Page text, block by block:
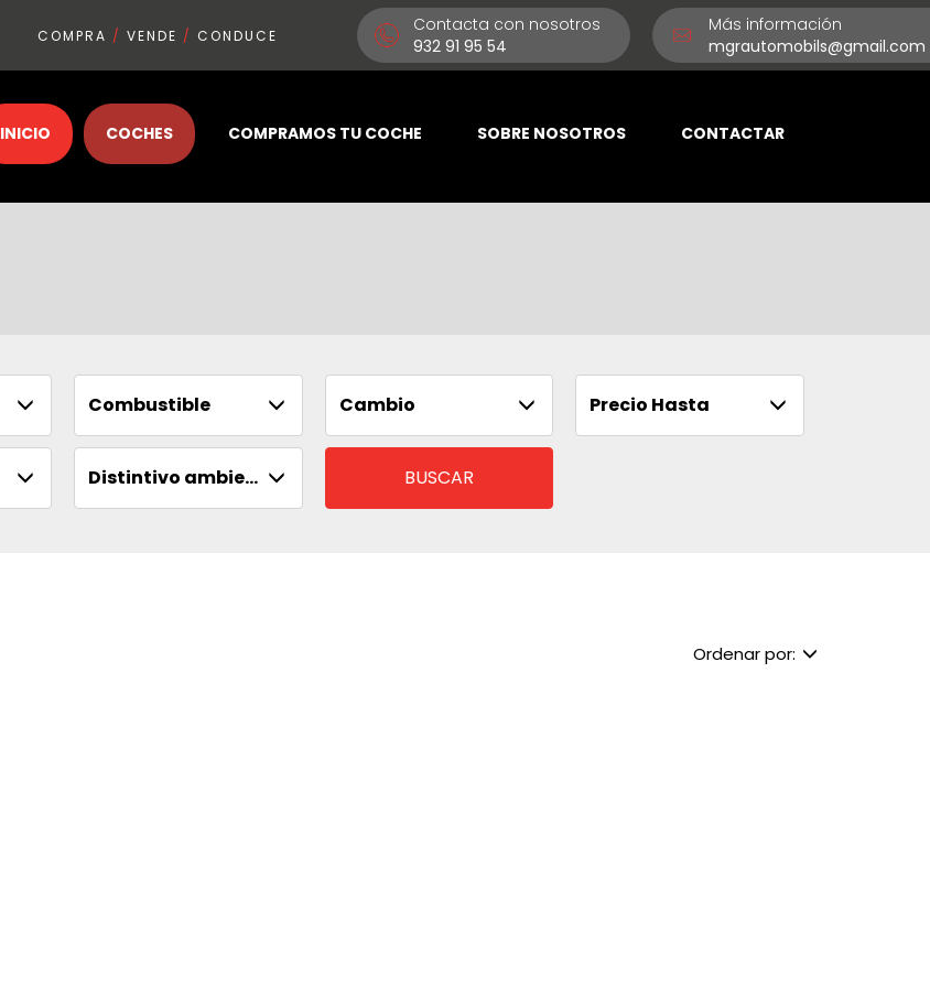
COMPRA / VENDE / CONDUCE
Contacta con nosotros
932 91 95 54
Más información
mgrautomobils@gmail.com
INICIO COCHES COMPRAMOS TU COCHE SOBRE NOSOTROS CONTACTAR
Combustible Cambio Precio Hasta
Distintivo ambiental BUSCAR
Ordenar por: